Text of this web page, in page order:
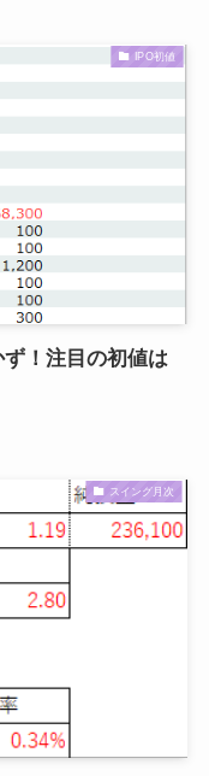
IPO初値
！注目の初値は
スイング月次